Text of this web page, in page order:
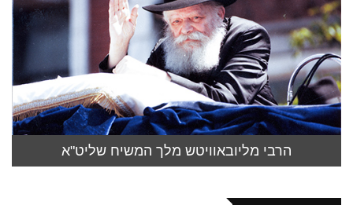
הרבי מליובאוויטש מלך המשיח שליט"א